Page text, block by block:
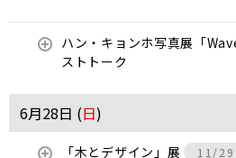
ハン・キョンホ写真展「
ストトーク
6月28日 (日)
「木とデザイン」展 11/29